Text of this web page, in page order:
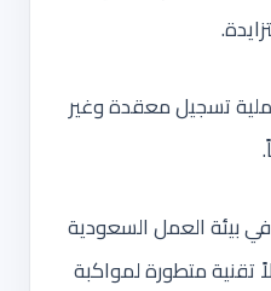
تسجيل معقدة وغير
بيئة العمل السعودية
تقنية متطورة لمواكبة